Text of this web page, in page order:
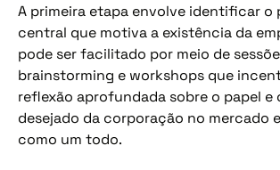
A primeira etapa envolve identificar o
central que motiva a existência da
pode ser facilitado por meio de
brainstorming e workshops que
reflexão aprofundada sobre o papel e
desejado da corporação no mercado
como um todo.